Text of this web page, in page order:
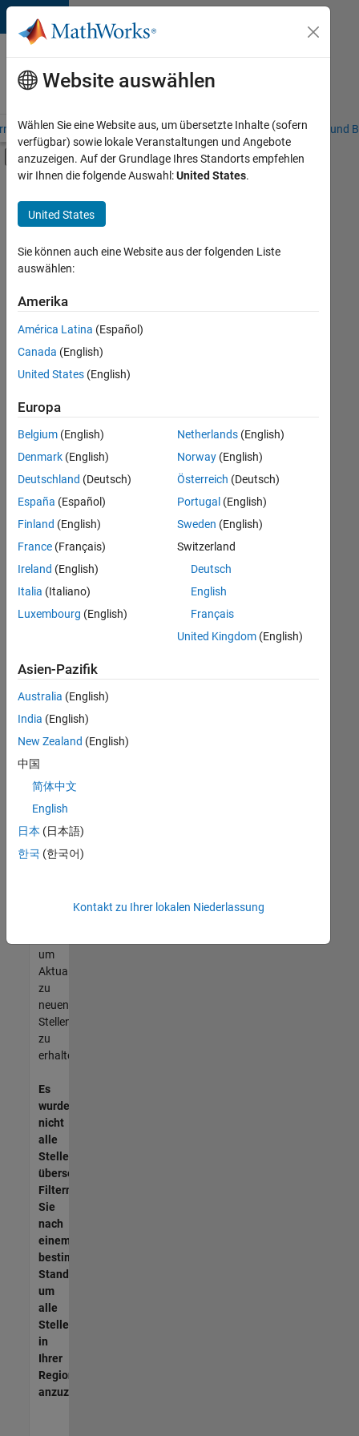
Weiter zum Inhalt
Karriere
bei
MathWorks
– Übersicht Stellensuche Niederlassungen Studierende und
Umschaltung für Off-Canvas-
Hauptinhalt
Praktika
Information Technology
Infrastructure and Architecture
Release Engineering
Software Process Engineering
Technical Writing
+5
Derzeit
es
keine
offenen
Stellen,
Ihren
Suchkriterien
entsprechen.
können
die
Suchkriterien
weiter
fassen
oder
alle
Stellenangebote
anzeigen .
noch
keine
offenen
Stellen
können,
die
Ihren
entsprechen,
werden
unseres
um
Aktualisierungen
zu
neuen
Stellenangeboten
zu
erhalten.
Es
wurden
nicht
alle
Stellen
übersetzt.
Filtern
Sie
nach
einem
bestimmten
Standort,
um
alle
Stellenangebote
in
Ihrer
Region
anzuzeigen.
Website auswählen
Wählen Sie eine Website aus, um übersetzte Inhalte (sofern
verfügbar) sowie lokale Veranstaltungen und Angebote
anzuzeigen. Auf der Grundlage Ihres Standorts empfehlen
wir Ihnen die folgende Auswahl:United States.
United States
Sie können auch eine Website aus der folgenden Liste
auswählen:
Amerika
América Latina (Español)
Canada (English)
United States (English)
Europa
Belgium (English)
Denmark (English)
Deutschland (Deutsch)
España (Español)
Finland (English)
France (Français)
Ireland (English)
Italia (Italiano)
Luxembourg (English)
Netherlands(English)
Norway(English)
Österreich (Deutsch)
Portugal (English)
Sweden (English)
Switzerland
Deutsch
English
Français
United Kingdom(English)
Asien-Pazifik
Australia (English)
India (English)
New Zealand (English)
中国
简体中文
English
日本 (日本語)
한국 (한국어)
Kontakt zu Ihrer lokalen Niederlassung